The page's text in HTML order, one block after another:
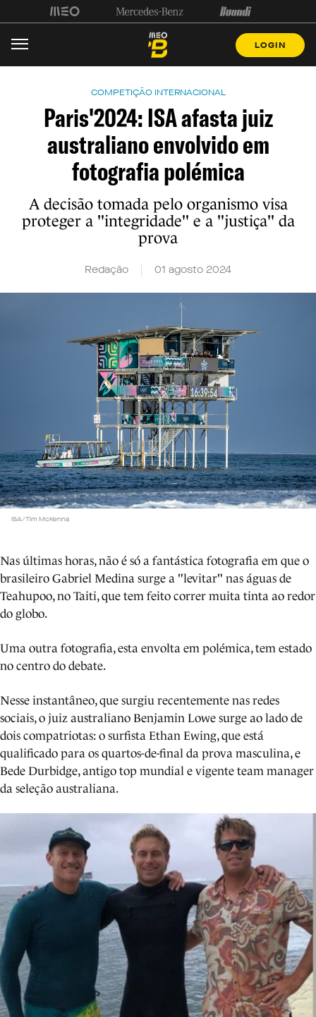
LOGIN
COMPETIÇÃO INTERNACIONAL
Paris'2024: ISA afasta juiz
australiano envolvido em
fotografia polémica
A decisão tomada pelo organismo visa
proteger a "integridade" e a "justiça" da
prova
Redação 01 agosto 2024
ISA/Tim McKenna
Nas últimas horas, não é só a fantástica fotografia em que o
brasileiro Gabriel Medina surge a "levitar" nas águas de
Teahupoo, no Taiti, que tem feito correr muita tinta ao redor
do globo.
Uma outra fotografia, esta envolta em polémica, tem estado
no centro do debate.
Nesse instantâneo, que surgiu recentemente nas redes
sociais, o juiz australiano Benjamin Lowe surge ao lado de
dois compatriotas: o surfista Ethan Ewing, que está
qualificado para os quartos-de-final da prova masculina, e
Bede Durbidge, antigo top mundial e vigente team manager
da seleção australiana.